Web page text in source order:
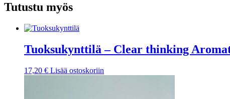
Tutustu myös
Tuoksukynttilä – Clear thinking
17,20 € Lisää ostoskoriin